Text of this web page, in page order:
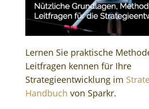
Lernen Sie praktische
Leitfragen kennen für Ihre
Strategieentwicklung im
Handbuch von Sparkr.